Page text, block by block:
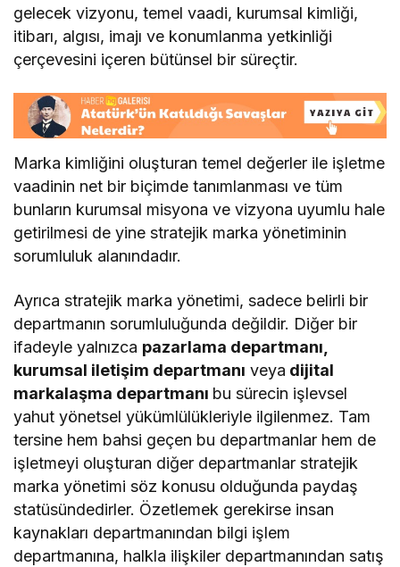
gelecek vizyonu, temel vaadi, kurumsal kimliği,
itibarı, algısı, imajı ve konumlanma yetkinliği
çerçevesini içeren bütünsel bir süreçtir.
Marka kimliğini oluşturan temel değerler ile işletme
vaadinin net bir biçimde tanımlanması ve tüm
bunların kurumsal misyona ve vizyona uyumlu hale
getirilmesi de yine stratejik marka yönetiminin
sorumluluk alanındadır.
Ayrıca stratejik marka yönetimi, sadece belirli bir
departmanın sorumluluğunda değildir. Diğer bir
ifadeyle yalnızca pazarlama departmanı,
kurumsal iletişim departmanı veya dijital
markalaşma departmanı bu sürecin işlevsel
yahut yönetsel yükümlülükleriyle ilgilenmez. Tam
tersine hem bahsi geçen bu departmanlar hem de
işletmeyi oluşturan diğer departmanlar stratejik
marka yönetimi söz konusu olduğunda paydaş
statüsündedirler. Özetlemek gerekirse insan
kaynakları departmanından bilgi işlem
departmanına, halkla ilişkiler departmanından satış